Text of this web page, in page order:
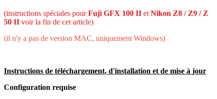
(instructions spéciales pour Fuji GFX 100 II et Nikon Z8 / Z9 / Z
50 II voir la fin de cet article)
(il n'y a pas de version MAC, uniquement Windows)
Instructions de téléchargement, d'installation et de mise à jour
Configuration requise